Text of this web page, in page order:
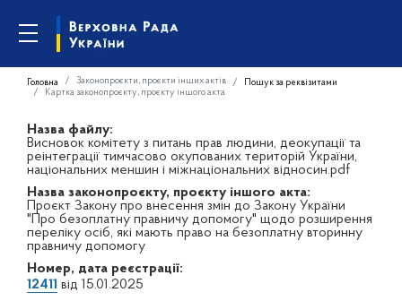
Головна Законопроєкти, проєкти інших актів
Пошук за реквізитами
Картка законопроєкту, проєкту іншого акта
Назва файлу:
Висновок комітету з питань прав людини, деокупації та
реінтеграції тимчасово окупованих територій України,
національних меншин і міжнаціональних відносин.pdf
Назва законопроєкту, проєкту іншого акта:
Проєкт Закону про внесення змін до Закону України
"Про безоплатну правничу допомогу" щодо розширення
переліку осіб, які мають право на безоплатну вторинну
правничу допомогу
Номер, дата реєстрації:
12411 від 15.01.2025